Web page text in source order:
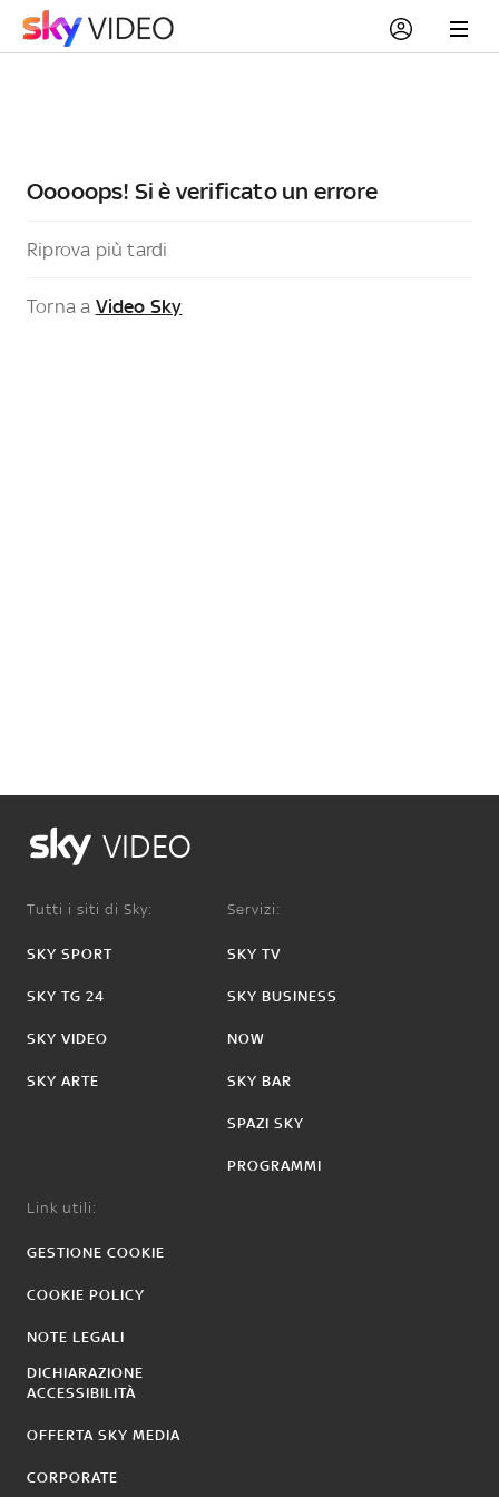
Ooooops! Si è verificato un errore
Riprova più tardi
Torna a Video Sky
VIDEO
Tutti i siti di Sky:
SKY SPORT
SKY TG 24
SKY VIDEO
SKY ARTE
Servizi:
SKY TV
SKY BUSINESS
NOW
SKY BAR
SPAZI SKY
PROGRAMMI
Link utili:
GESTIONE COOKIE
COOKIE POLICY
NOTE LEGALI
DICHIARAZIONE
ACCESSIBILITÀ
OFFERTA SKY MEDIA
CORPORATE